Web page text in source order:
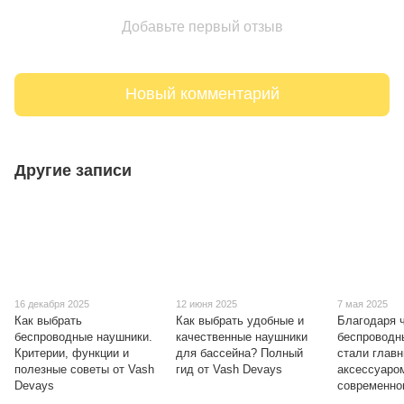
Добавьте первый отзыв
Новый комментарий
Другие записи
16 декабря 2025
Как выбрать
беспроводные наушники.
Критерии, функции и
полезные советы от Vash
Devays
12 июня 2025
Как выбрать удобные и
качественные наушники
для бассейна? Полный
гид от Vash Devays
7 мая 2025
Благодаря
стали